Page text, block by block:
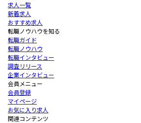
求人一覧
新着求人
おすすめ求人
転職ノウハウを知る
転職ガイド
転職ノウハウ
転職インタビュー
調査リリース
企業インタビュー
会員メニュー
会員登録
マイページ
お気に入り求人
関連コンテンツ